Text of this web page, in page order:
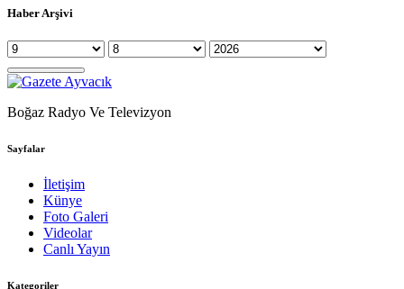
Haber Arşivi
Boğaz Radyo Ve Televizyon
Sayfalar
İletişim
Künye
Foto Galeri
Videolar
Canlı Yayın
Kategoriler